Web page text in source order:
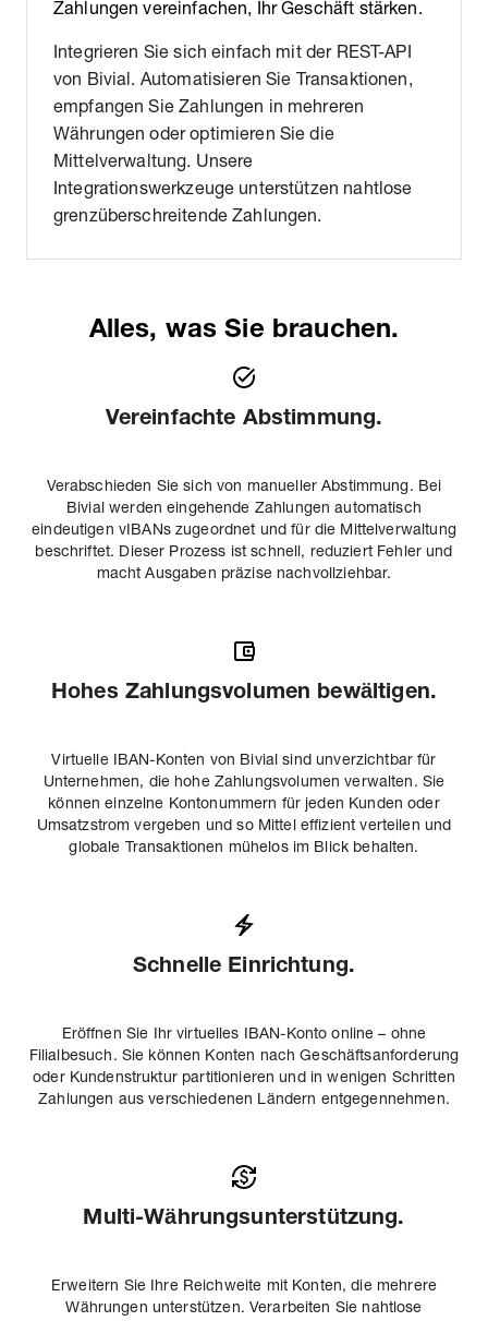
Zahlungen vereinfachen, Ihr Geschäft stärken.
Integrieren Sie sich einfach mit der REST-API
von Bivial. Automatisieren Sie Transaktionen,
empfangen Sie Zahlungen in mehreren
Währungen oder optimieren Sie die
Mittelverwaltung. Unsere
Integrationswerkzeuge unterstützen nahtlose
grenzüberschreitende Zahlungen.
Alles, was Sie brauchen.
Vereinfachte Abstimmung.
Verabschieden Sie sich von manueller Abstimmung. Bei
Bivial werden eingehende Zahlungen automatisch
eindeutigen vIBANs zugeordnet und für die Mittelverwaltung
beschriftet. Dieser Prozess ist schnell, reduziert Fehler und
macht Ausgaben präzise nachvollziehbar.
Hohes Zahlungsvolumen bewältigen.
Virtuelle IBAN-Konten von Bivial sind unverzichtbar für
Unternehmen, die hohe Zahlungsvolumen verwalten. Sie
können einzelne Kontonummern für jeden Kunden oder
Umsatzstrom vergeben und so Mittel effizient verteilen und
globale Transaktionen mühelos im Blick behalten.
Schnelle Einrichtung.
Eröffnen Sie Ihr virtuelles IBAN-Konto online – ohne
Filialbesuch. Sie können Konten nach Geschäftsanforderung
oder Kundenstruktur partitionieren und in wenigen Schritten
Zahlungen aus verschiedenen Ländern entgegennehmen.
Multi-Währungsunterstützung.
Erweitern Sie Ihre Reichweite mit Konten, die mehrere
Währungen unterstützen. Verarbeiten Sie nahtlose